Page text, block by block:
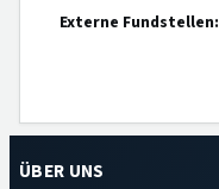
Externe Fundstellen:
ÜBER UNS